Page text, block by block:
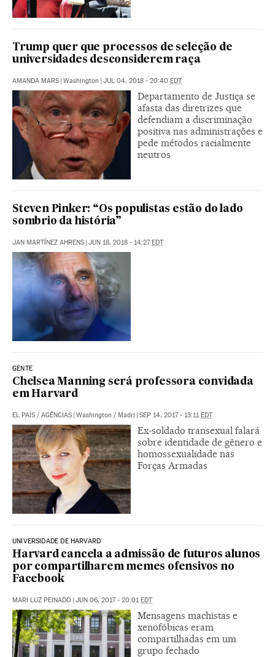
Trump quer que processos de seleção de
universidades desconsiderem raça
AMANDA MARS | Washington | JUL 04, 2018 - 20:40 EDT
Departamento de Justiça se
afasta das diretrizes que
defendiam a discriminação
positiva nas administrações e
pede métodos racialmente
neutros
Steven Pinker: “Os populistas estão do lado
sombrio da história”
JAN MARTÍNEZ AHRENS | JUN 18, 2018 - 14:27EDT
GENTE
Chelsea Manning será professora convidada
em Harvard
EL PAÍS / AGÊNCIAS | Washington / Madri | SEP 14, 2017 - 13:11EDT
Ex-soldado transexual falará
sobre identidade de gênero e
homossexualidade nas
Forças Armadas
UNIVERSIDADE DE HARVARD
Harvard cancela a admissão de futuros alunos
por compartilharem memes ofensivos no
Facebook
MARI LUZ PEINADO | JUN 06, 2017 - 20:01EDT
Mensagens machistas e
xenofóbicas eram
compartilhadas em um
grupo fechado